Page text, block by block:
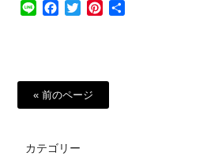
Line Facebook
TwitterPinterest
« 前のページ
カテゴリー